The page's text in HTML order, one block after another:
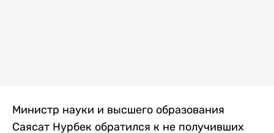
Министр науки и высшего образования
Саясат Нурбек обратился к не получивших